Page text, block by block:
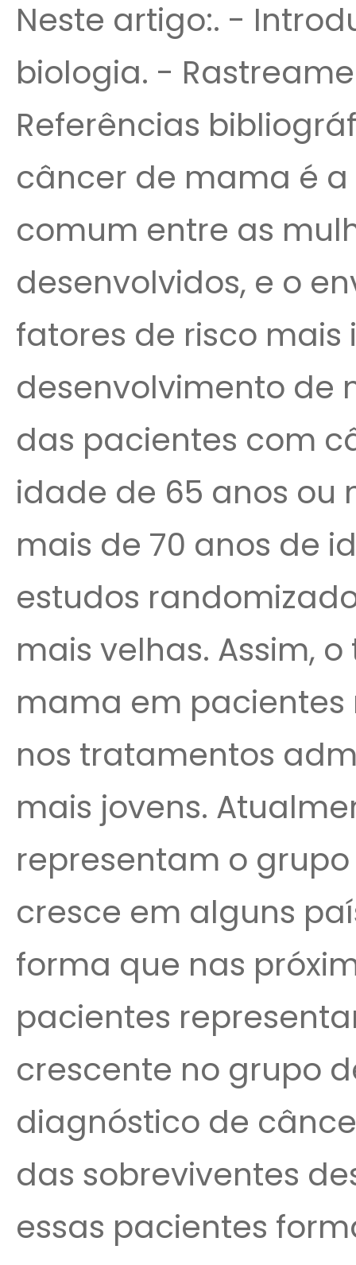
Neste artigo:. -
biologia. -
Referências
câncer de mama é
comum entre as
desenvolvidos, e o
fatores de risco
desenvolvimento de
das pacientes com
idade de 65 anos ou
mais de 70 anos de
estudos
mais velhas. Assim,
mama em
nos tratamentos
mais jovens.
representam o
cresce em alguns
forma que nas
pacientes
crescente no grupo
diagnóstico de
das sobreviventes
essas pacientes